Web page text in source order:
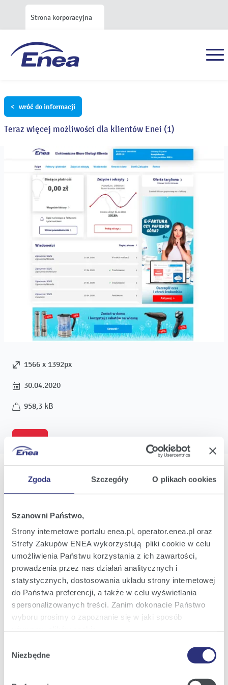
Zgoda Szczegóły O plikach cookies
Szanowni Państwo,
Strony internetowe portalu enea.pl, operator.enea.pl oraz
Strefy Zakupów ENEA wykorzystują pliki cookie w celu
umożliwienia Państwu korzystania z ich zawartości,
prowadzenia przez nas działań analitycznych i
statystycznych, dostosowania układu strony internetowej
do Państwa preferencji, a także w celu wyświetlania
spersonalizowanych treści. Zanim dokonacie Państwo
wyboru prosimy o zapoznanie się w jaki sposób
Szczegółowe informacje na ten temat znajdziecie
Polityce
zgody
Niezbędne
Strona korporacyjna
< wróć do informacji
Teraz więcej możliwości dla klientów Enei (1)
1566 x 1392px
30.04.2020
958,3 kB
Pobierz
Oferta dla domu
Oferta dla Małych firm
Oferta dla Biznesu
Zielona energia Dla domu
Zielona energia dla Małych firm
Instytucje publiczne